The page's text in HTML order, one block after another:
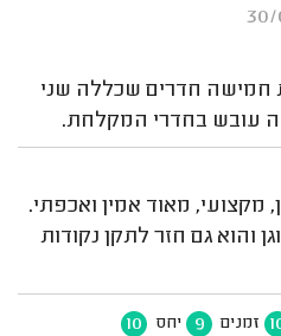
חמישה חדרים שכללה שני
עובש בחדרי המקלחת.
מקצועי, מאוד אמין ואכפתי.
והוא גם חזר לתקן נקודות
זמנים 9 יחס 10